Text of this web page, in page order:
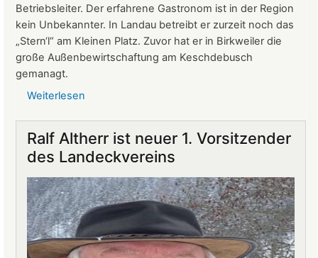
Betriebsleiter. Der erfahrene Gastronom ist in der Region
kein Unbekannter. In Landau betreibt er zurzeit noch das
„Stern‘l“ am Kleinen Platz. Zuvor hat er in Birkweiler die
große Außenbewirtschaftung am Keschdebusch
gemanagt.
Weiterlesen
Burg
Landeck:
Jürgen
Stern
neuer
Betriebsleiter
Ralf Altherr ist neuer 1. Vorsitzender
des Landeckvereins